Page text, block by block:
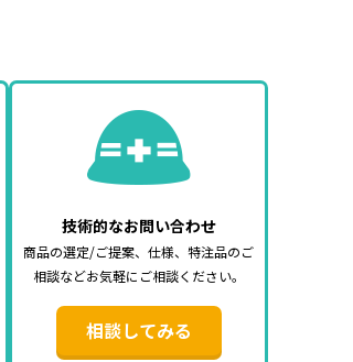
技術的なお問い合わせ
商品の選定/ご提案、仕様、特注品のご
相談などお気軽にご相談ください。
相談してみる